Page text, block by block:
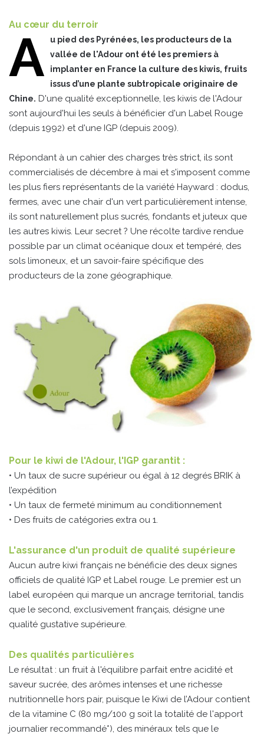
Au cœur du terroir
A
u pied des Pyrénées, les producteurs de la
vallée de l'Adour ont été les premiers à
implanter en France la culture des kiwis, fruits
issus d’une plante subtropicale originaire de
Chine. D'une qualité exceptionnelle, les kiwis de l'Adour
sont aujourd'hui les seuls à bénéficier d'un Label Rouge
(depuis 1992) et d'une IGP (depuis 2009).
Répondant à un cahier des charges très strict, ils sont
commercialisés de décembre à mai et s'imposent comme
les plus fiers représentants de la variété Hayward : dodus,
fermes, avec une chair d'un vert particulièrement intense,
ils sont naturellement plus sucrés, fondants et juteux que
les autres kiwis. Leur secret ? Une récolte tardive rendue
possible par un climat océanique doux et tempéré, des
sols limoneux, et un savoir-faire spécifique des
producteurs de la zone géographique.
Pour le kiwi de l'Adour, l'IGP garantit :
• Un taux de sucre supérieur ou égal à 12 degrés BRIK à
l’expédition
• Un taux de fermeté minimum au conditionnement
• Des fruits de catégories extra ou 1.
L'assurance d'un produit de qualité supérieure
Aucun autre kiwi français ne bénéficie des deux signes
officiels de qualité IGP et Label rouge. Le premier est un
label européen qui marque un ancrage territorial, tandis
que le second, exclusivement français, désigne une
qualité gustative supérieure.
Des qualités particulières
Le résultat : un fruit à l'équilibre parfait entre acidité et
saveur sucrée, des arômes intenses et une richesse
nutritionnelle hors pair, puisque le Kiwi de l’Adour contient
de la vitamine C (80 mg/100 g soit la totalité de l'apport
journalier recommandé*), des minéraux tels que le